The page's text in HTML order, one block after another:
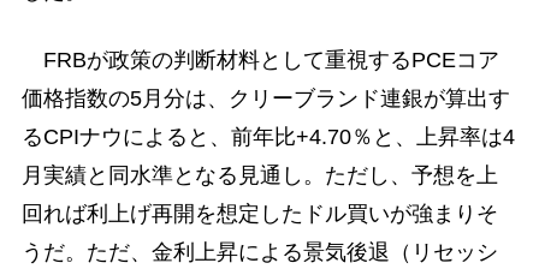
FRBが政策の判断材料として重視するPCEコア
価格指数の5月分は、クリーブランド連銀が算出す
るCPIナウによると、前年比+4.70％と、上昇率は4
月実績と同水準となる見通し。ただし、予想を上
回れば利上げ再開を想定したドル買いが強まりそ
うだ。ただ、金利上昇による景気後退（リセッシ